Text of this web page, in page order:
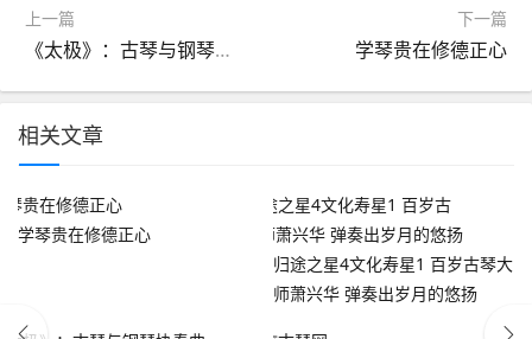
上一篇
《太极》：古琴与钢琴协奏曲
下一篇
学琴贵在修德正心
相关文章
学琴贵在修德正心
归途之星4文化寿星1 百岁古琴大
师萧兴华 弹奏出岁月的悠扬